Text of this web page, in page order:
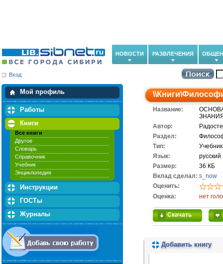
НОВОСТИ РАЗВЛЕЧЕНИЯ
Вход
Мой профиль
Мои закладки
Работы
Книги
Все книги
Другое
Словарь
Справочник
Учебник
Энциклопедия
Инструкции
ГОСТы
Журналы
\\Книги\
Название:
Автор:
Раздел:
Тип:
Учебник
Язык:
русский
Размер:
36 КБ
Вклад сделал: s_now
Оценить:
Оценка:
нет
Скачать
Добавить книгу